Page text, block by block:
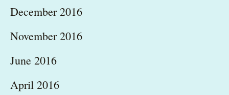
December 2016
November 2016
June 2016
April 2016